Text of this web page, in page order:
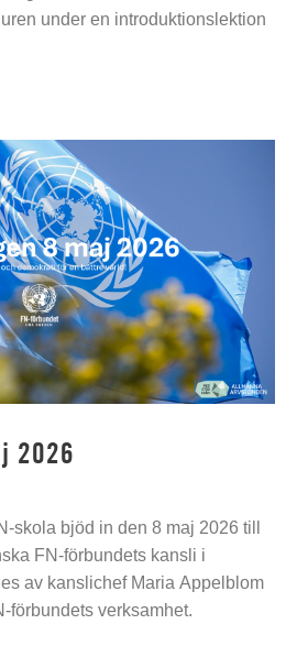
under en introduktionslektion
2026
skola bjöd in den 8 maj 2026 till
FN-förbundets kansli i
av kanslichef Maria Appelblom
förbundets verksamhet.